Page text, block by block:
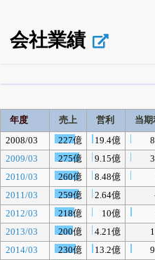
会社業績
無料で
登録すると永久
年度 売上 営利 当期
2008/03 227億 19.4億
2009/03
275億 9.15億
2010/03
260億 8.48億
2011/03
259億 2.64億
2012/03
218億 10億
2013/03
200億 4.21億
2014/03
230億 13.2億